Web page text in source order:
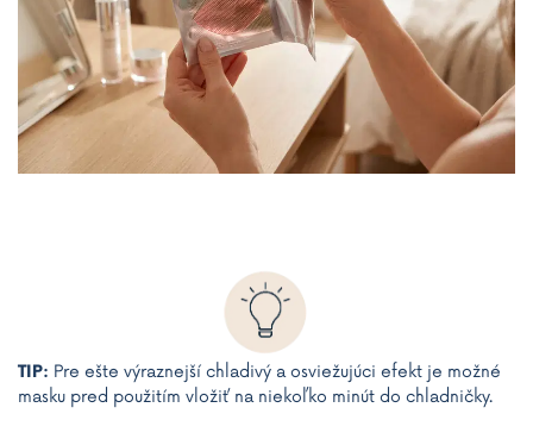
TIP: Pre ešte výraznejší chladivý a osviežujúci efekt je možné
masku pred použitím vložiť na niekoľko minút do chladničky.